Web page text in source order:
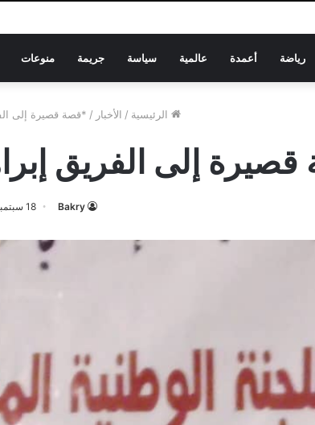
رياضة أعمدة عالمية سياسة جريمة منوعات
الرئيسية / الأخبار / *قصة قصيرة إلى
إلى الفريق
Bakry 18 سبتمبر، 2025